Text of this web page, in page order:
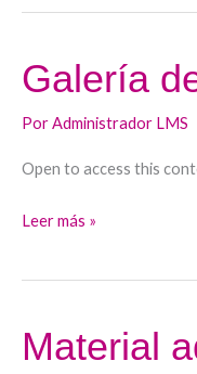
Galería
PorAdministrador LMS
Open to access this
Galería
de
imágenes
Leer más »
Material
Material
adicional